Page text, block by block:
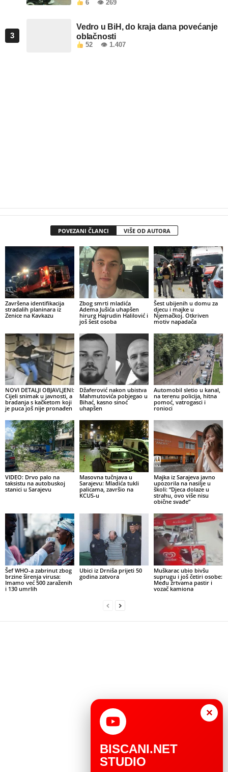
6 👁 269
3
Vedro u BiH, do kraja dana povećanje
oblačnosti
52 👁 1.407
POVEZANI ČLANCI VIŠE OD AUTORA
Završena identifikacija
stradalih planinara iz
Zenice na Kavkazu
Zbog smrti mladića
Adema Jušića uhapšen
hirurg Hajrudin Halilović i
još šest osoba
Šest ubijenih u domu za
djecu i majke u
Njemačkoj. Otkriven
motiv napadača
NOVI DETALJI OBJAVLJENI:
Cijeli snimak u javnosti, a
bradanja s kačketom koji
je puca još nije pronađen
Džaferović nakon ubistva
Mahmutovića pobjegao u
Bihać, kasno sinoć
uhapšen
Automobil sletio u kanal,
na terenu policija, hitna
pomoć, vatrogasci i
ronioci
VIDEO: Drvo palo na
taksistu na autobuskoj
stanici u Sarajevu
Masovna tučnjava u
Sarajevu: Mladića tukli
palicama, završio na
KCUS-u
Majka iz Sarajeva javno
upozorila na nasilje u
školi: “Djeca dolaze u
strahu, ovo više nisu
obične svađe”
Šef WHO-a zabrinut zbog
brzine širenja virusa:
Imamo već 500 zaraženih
i 130 umrlih
Ubici iz Drniša prijeti 50
godina zatvora
Muškarac ubio bivšu
suprugu i još četiri osobe:
Među žrtvama pastir i
vozač kamiona
×
BISCANI.NET
STUDIO